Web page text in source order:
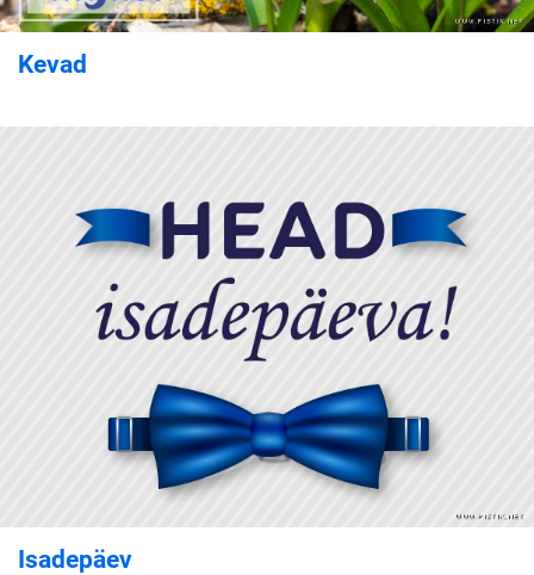
Kevad
Isadepäev